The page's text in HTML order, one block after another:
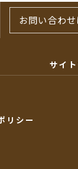
お問い合わ
リシー
サイ